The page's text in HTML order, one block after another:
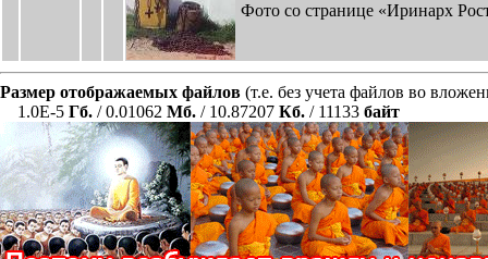
Фото со странице «Иринарх
Размер отображаемых файлов (т.е. без учета файлов во
1.0E-5 Гб. / 0.01062 Мб. / 10.87207 Кб. / 11133 байт